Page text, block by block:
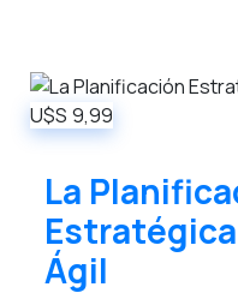
U$S 9,99
La
Ágil